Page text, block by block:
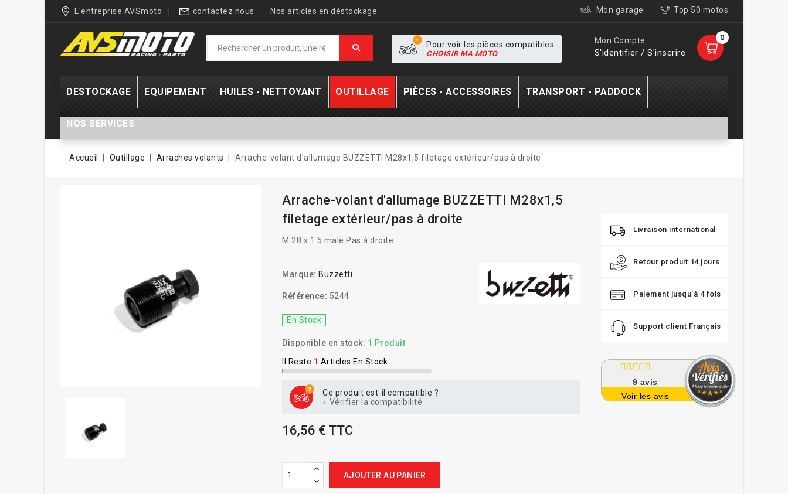
L'entreprise AVSmoto contactez nous Nos articles en déstockage Mon garage Top 50 motos
0
Mon Compte
S'identifier / S'inscrire
Pour voir les pièces compatibles
CHOISIR MA MOTO
DESTOCKAGE EQUIPEMENT HUILES - NETTOYANT OUTILLAGE PIÈCES - ACCESSOIRES TRANSPORT - PADDOCK
NOS SERVICES
Accueil Outillage Arraches volants Arrache-volant d'allumage BUZZETTI M28x1,5 filetage extérieur/pas à droite
Arrache-volant d'allumage BUZZETTI M28x1,5
filetage extérieur/pas à droite
M 28 x 1.5 male Pas à droite
Marque: Buzzetti
Référence: 5244
En Stock
Disponible en stock: 1 Produit
Il Reste 1 Articles En Stock
Ce produit est-il compatible ?
Vérifier la compatibilité
16,56 € TTC
AJOUTER AU PANIER
Livraison international
Retour produit 14 jours
Paiement jusqu'à 4 fois
Support client Français
9 avis
Voir les avis